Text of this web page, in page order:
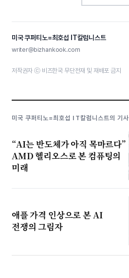
미국 쿠퍼티노=최호섭 IT칼럼니스트
writer@bizhankook.com
저작권자 ⓒ 비즈한국 무단전재 및 재배포 금지
미국 쿠퍼티노=최호섭 IT칼럼니스트의 기사
“AI는 반도체가 아직 목마르다”
AMD 헬리오스로 본 컴퓨팅의
미래
애플 가격 인상으로 본 AI
전쟁의 그림자